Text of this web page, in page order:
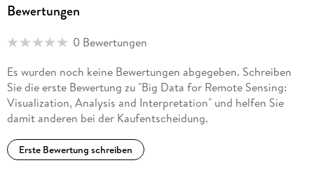
Bewertungen
0 Bewertungen
Es wurden noch keine Bewertungen abgegeben. Schreiben
Sie die erste Bewertung zu "Big Data for Remote Sensing:
Visualization, Analysis and Interpretation" und helfen Sie
damit anderen bei der Kaufentscheidung.
Erste Bewertung schreiben